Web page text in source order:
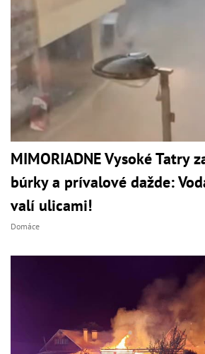
MIMORIADNE Vysoké Tatry
búrky a prívalové dažde:
valí ulicami!
Domáce